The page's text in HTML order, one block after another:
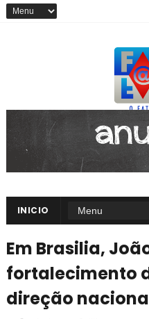
INICIO
Em Brasilia,
fortalecimento
direção